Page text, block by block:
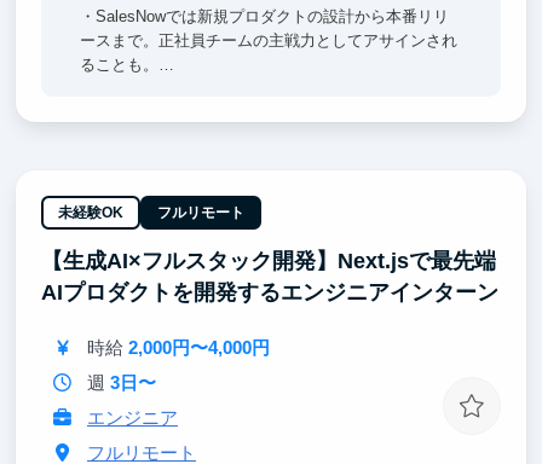
・SalesNowでは新規プロダクトの設計から本番リリ
ースまで。正社員チームの主戦力としてアサインされ
ることも。
握。
・完全フルリモート×完全フルフレックス — コアタイ
ムなし、出社義務なし。地方在住でも留学先からでも
参加可能。
・「量」が質に転化する環境設計
未経験OK フルリモート
【生成AI×フルスタック開発】Next.jsで最先端
AIプロダクトを開発するエンジニアインターン
時給 2,000円〜4,000円
週 3日〜
エンジニア
フルリモート